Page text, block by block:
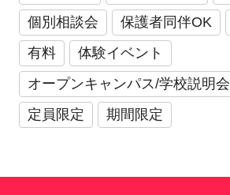
個別相談会
保護者同伴OK
有料
体験イベント
オープンキャンパス/学校説明会
定員限定
期間限定